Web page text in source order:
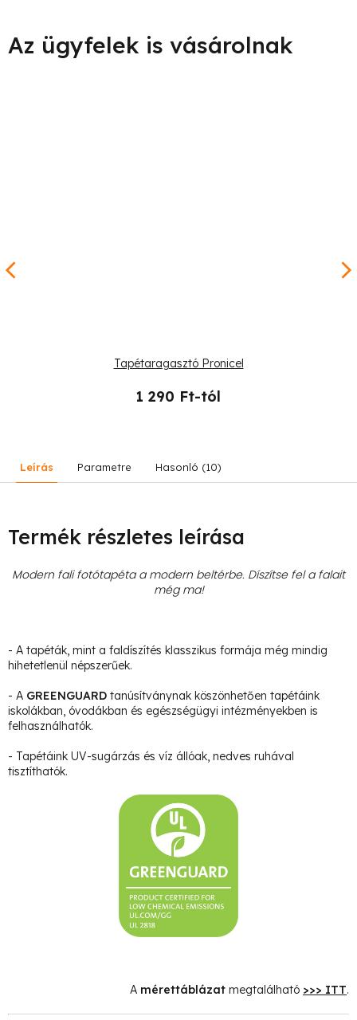
Tapétaragasztó Pronicel
1 290 Ft-tól
Leírás Parametre Hasonló (10)
Termék részletes leírása
Modern fali fotótapéta a modern beltérbe. Díszítse fel a falait
még ma!
- A tapéták, mint a faldíszítés klasszikus formája még mindig
hihetetlenül népszerűek.
- A GREENGUARD tanúsítványnak köszönhetően tapétáink
iskolákban, óvodákban és egészségügyi intézményekben is
felhasználhatók.
- Tapétáink UV-sugárzás és víz állóak, nedves ruhával
tisztíthatók.
A mérettáblázat megtalálható >>> ITT.